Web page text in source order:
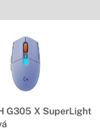
pohodlné ovládanie
G305 X SuperLight